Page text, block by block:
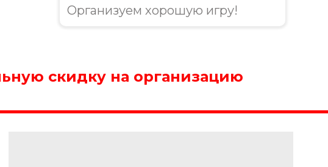
Организуем хорошую игру!
скидку на организацию